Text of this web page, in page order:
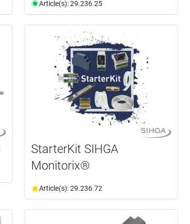
Article(s): 29.236.25
StarterKit SIHGA
Monitorix®
Article(s): 29.236.72